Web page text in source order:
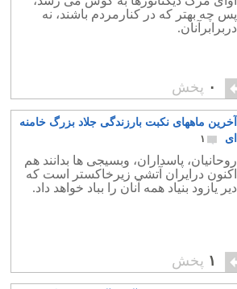
پس چه بهتر که در کنارمردم باشند، نه
دربرابرآنان.
۰ پخش
آخرین ماههای نکبت بارزندگی جلاد بزرگ خامنه
ای
۱
روحانیان، پاسداران، وبسیجی ها بدانند هم
اکنون درایران آتشی زیرخاکستر است که
دیر یازود بنیاد همه آنان را بباد خواهد داد.
۱ پخش